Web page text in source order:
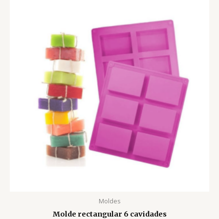
Moldes
Molde rectangular 6 cavidades